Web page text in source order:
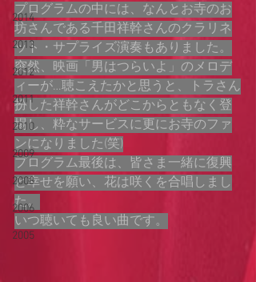
2014
2013
2012
2011
2010
2009
2008
2006
2005
プログラムの中には、なんとお寺のお
坊さんである千田祥幹さんのクラリネ
ット・サプライズ演奏もありました。
突然、映画「男はつらいよ」のメロデ
ィーが…聴こえたかと思うと、トラさん
扮した祥幹さんがどこからともなく登
場し、粋なサービスに更にお寺のファ
ンになりました(笑)
プログラム最後は、皆さま一緒に復興
と幸せを願い、花は咲くを合唱しまし
た。
いつ聴いても良い曲です。